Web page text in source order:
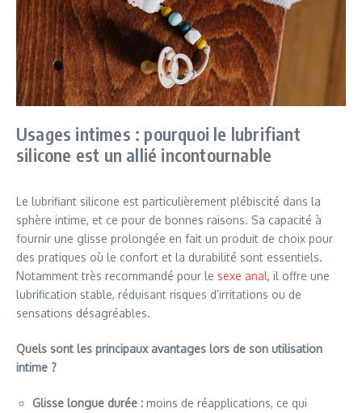
Usages intimes : pourquoi le lubrifiant
silicone est un allié incontournable
Le lubrifiant silicone est particulièrement plébiscité dans la
sphère intime, et ce pour de bonnes raisons. Sa capacité à
fournir une glisse prolongée en fait un produit de choix pour
des pratiques où le confort et la durabilité sont essentiels.
Notamment très recommandé pour le sexe anal, il offre une
lubrification stable, réduisant risques d’irritations ou de
sensations désagréables.
Quels sont les principaux avantages lors de son utilisation
intime ?
Glisse longue durée : moins de réapplications, ce qui